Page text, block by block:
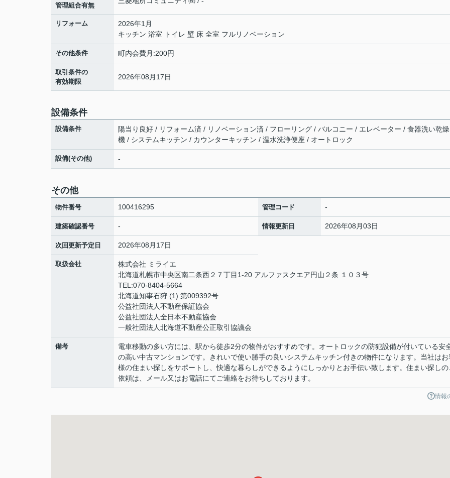
管理組合有無
リフォーム
2026年1月
キッチン 浴室 トイレ 壁 床 全室 フルリノベーション
その他条件 町内会費月:200円
取引条件の
有効期限
2026年08月17日
設備条件
設備条件
陽当り良好 / リフォーム済 / リノベーション済 / フローリング / バルコニー / エレベーター / 食器洗い乾燥
機 / システムキッチン / カウンターキッチン / 温水洗浄便座 / オートロック
設備(その他) -
その他
物件番号 100416295 管理コード -
建築確認番号 - 情報更新日 2026年08月03日
次回更新予定日 2026年08月17日
取扱会社
株式会社 ミライエ
北海道札幌市中央区南二条西２７丁目1-20 アルファスクエア円山２条 １０３号
TEL:070-8404-5664
北海道知事石狩 (1) 第009392号
公益社団法人不動産保証協会
公益社団法人全日本不動産協会
一般社団法人北海道不動産公正取引協議会
備考
電車移動の多い方には、駅から徒歩2分の物件がおすすめです。オートロックの防犯設備が付いている安
の高い中古マンションです。きれいで使い勝手の良いシステムキッチン付きの物件になります。当社はお
様の住まい探しをサポートし、快適な暮らしができるようにしっかりとお手伝い致します。住まい探しの
依頼は、メール又はお電話にてご連絡をお待ちしております。
情報